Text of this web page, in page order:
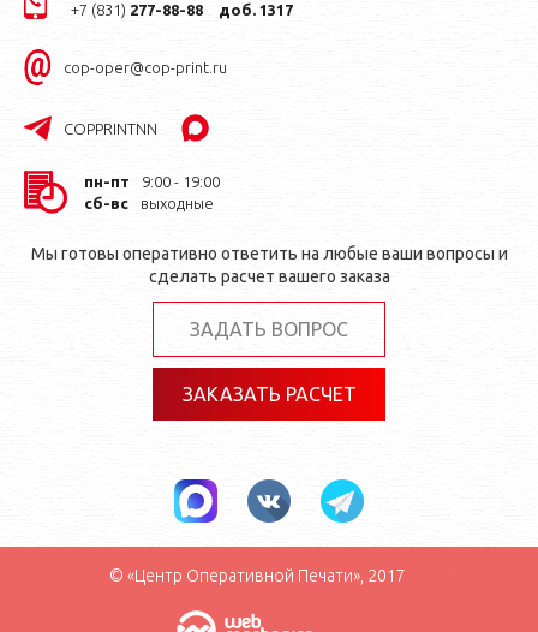
+7 (831) 277-88-88 доб. 1317
cop-oper@cop-print.ru
COPPRINTNN
пн-пт
9:00 - 19:00
сб-вс
выходные
Мы готовы оперативно ответить на любые ваши вопросы и
сделать расчет вашего заказа
ЗАДАТЬ ВОПРОС
ЗАКАЗАТЬ РАСЧЕТ
© «Центр Оперативной Печати», 2017